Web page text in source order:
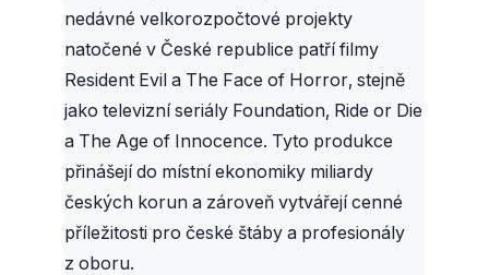
nedávné velkorozpočtové projekty
natočené v České republice patří filmy
Resident Evil a The Face of Horror, stejně
jako televizní seriály Foundation, Ride or Die
a The Age of Innocence. Tyto produkce
přinášejí do místní ekonomiky miliardy
českých korun a zároveň vytvářejí cenné
příležitosti pro české štáby a profesionály
z oboru.